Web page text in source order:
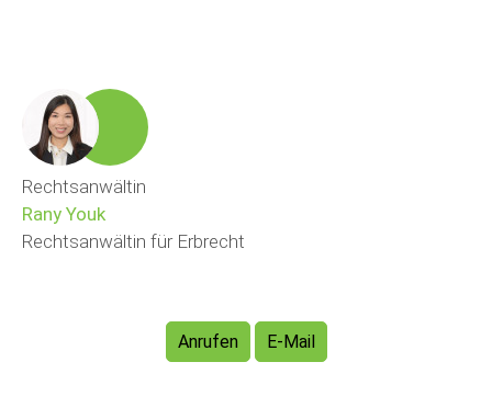
Rechtsanwältin
Rany Youk
Rechtsanwältin für Erbrecht
Anrufen E-Mail